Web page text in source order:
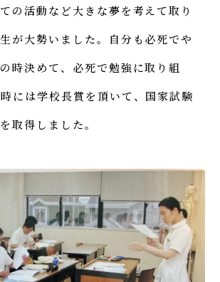
の活動など大きな夢を考えて取り
が大勢いました。自分も必死でや
時決めて、必死で勉強に取り組
には学校長賞を頂いて、国家試験
取得しました。